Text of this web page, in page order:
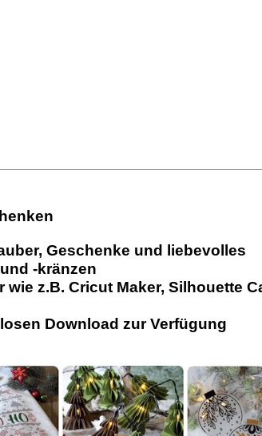
Geschenke und liebevolles
-kränzen
z.B. Cricut Maker, Silhouette
Download zur Verfügung